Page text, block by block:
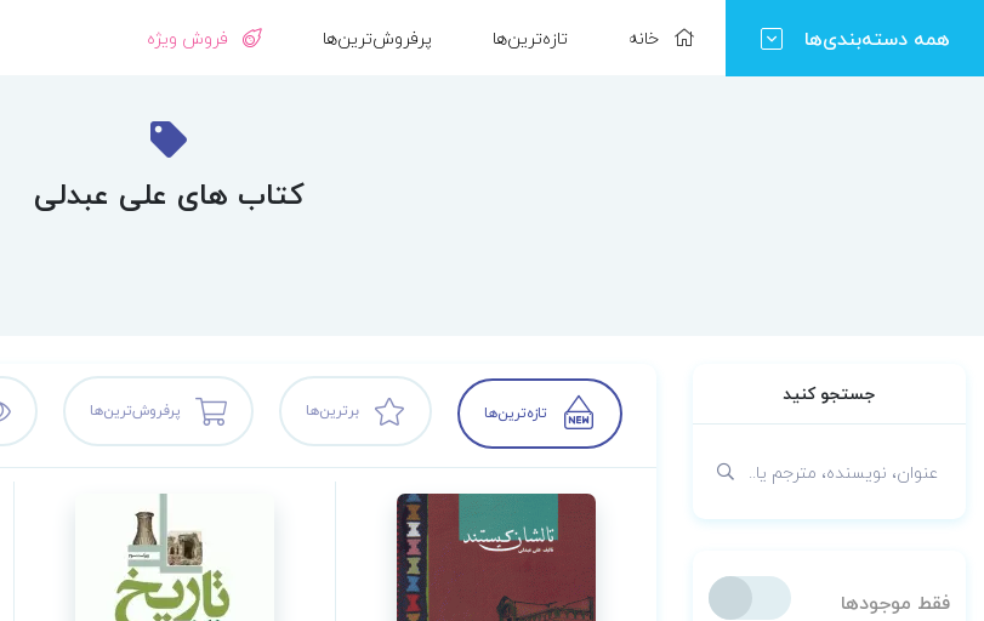
همه دسته‌بندی‌ها خانه تازه‌ترین‌ها پرفروش‌ترین‌ها فروش ویژه
کتاب های علی عبدلی
جستجو کنید
فقط موجودها
تازه‌ترین‌ها برترین‌ها پرفروش‌ترین‌ها